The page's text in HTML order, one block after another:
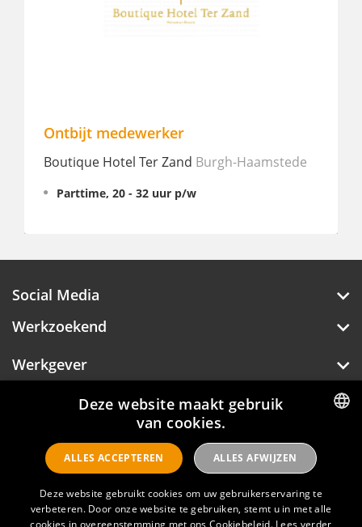
Ontbijt medewerker
Boutique Hotel Ter ZandBurgh-Haamstede
Parttime, 20 - 32 uur p/w
Social Media
Werkzoekend
Werkgever
Over Hotelprofessionals
Hotelprofessionals
DUTCH
ENGLISH
Deze website maakt gebruik
van cookies.
Deze website gebruikt cookies om uw gebruikerservaring te
verbeteren. Door onze website te gebruiken, stemt u in met alle
cookies in overeenstemming met ons Cookiebeleid. Lees verder
ALLES ACCEPTEREN ALLES AFWIJZEN